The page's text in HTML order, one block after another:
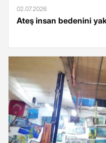
02.07.2026
Ateş insan bedenini